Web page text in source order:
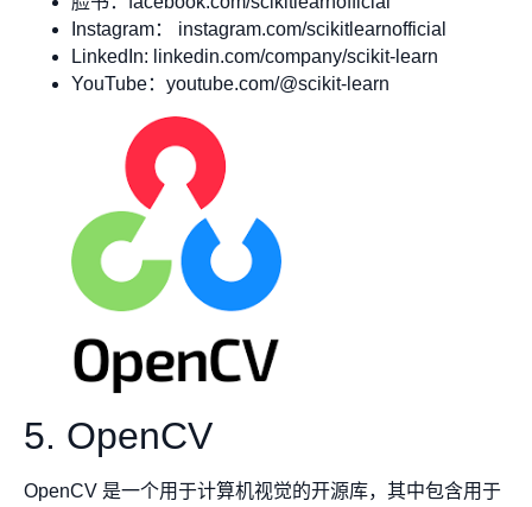
Instagram： instagram.com/scikitlearnofficial
LinkedIn: linkedin.com/company/scikit-learn
YouTube：youtube.com/@scikit-learn
5. OpenCV
OpenCV 是一个用于计算机视觉的开源库，其中包含用于